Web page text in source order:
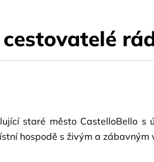
staré město CastelloBello
hospodě s živým a zábavným